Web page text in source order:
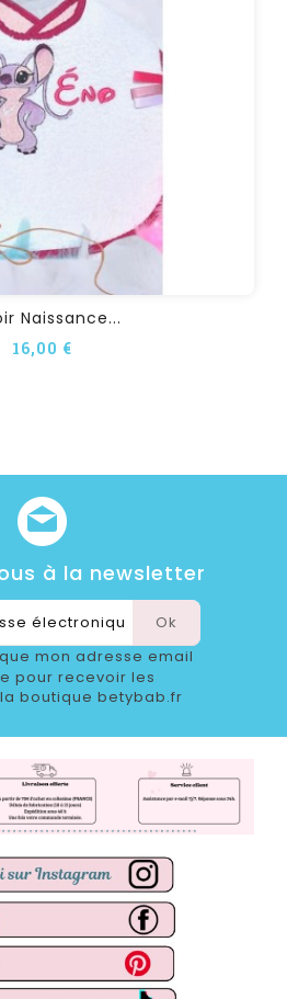
Naissance...
16,00 €
à la newsletter
mon adresse email
pour recevoir les
boutique betybab.fr